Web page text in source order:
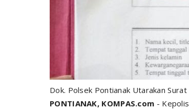
Dok. Polsek Pontianak Utarakan
PONTIANAK, KOMPAS.com -